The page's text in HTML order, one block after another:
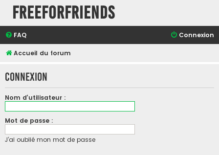
FreeForFriends
FAQ Connexion
Accueil du forum
Connexion
Nom d’utilisateur :
Mot de passe :
J’ai oublié mon mot de passe